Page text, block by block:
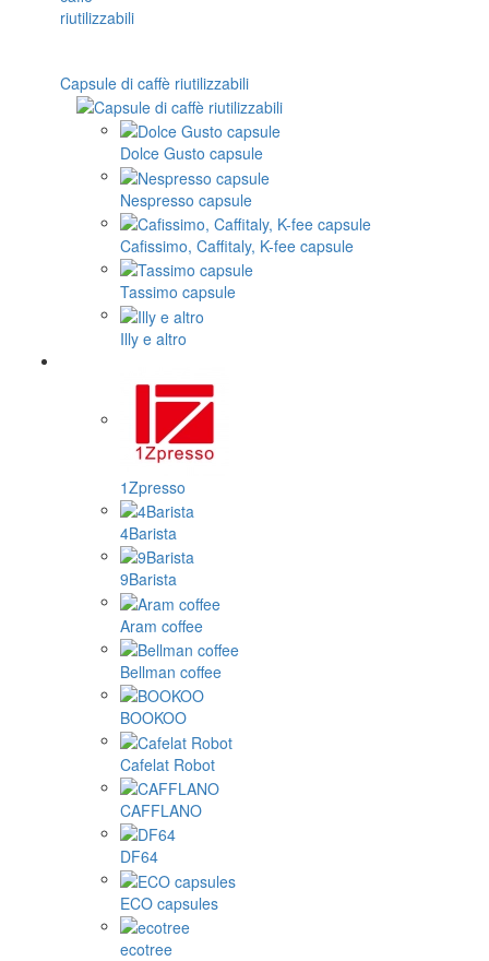
Capsule di caffè riutilizzabili
Dolce Gusto capsule
Nespresso capsule
Cafissimo, Caffitaly, K-fee capsule
Tassimo capsule
Illy e altro
1Zpresso
4Barista
9Barista
Aram coffee
Bellman coffee
BOOKOO
Cafelat Robot
CAFFLANO
DF64
ECO capsules
ecotree